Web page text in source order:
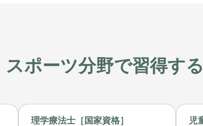
ポーツ分野で習得す
理学療法士［国家資格］ 児